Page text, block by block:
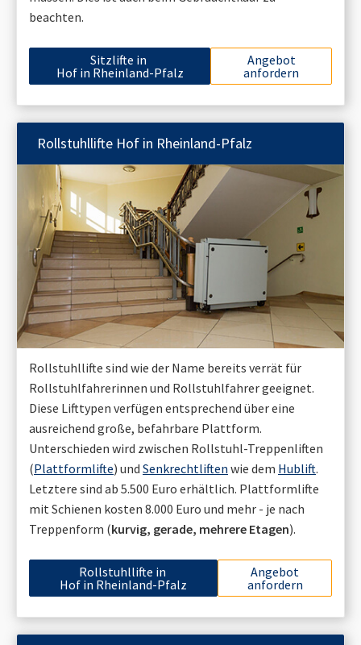
beachten.
Sitzlifte in
Hof in Rheinland-Pfalz
Angebot
anfordern
Rollstuhllifte Hof in Rheinland-Pfalz
Rollstuhllifte sind wie der Name bereits verrät für
Rollstuhlfahrerinnen und Rollstuhlfahrer geeignet.
Diese Lifttypen verfügen entsprechend über eine
ausreichend große, befahrbare Plattform.
Unterschieden wird zwischen Rollstuhl-Treppenliften
(Plattformlifte) und Senkrechtliften wie dem Hublift.
Letztere sind ab 5.500 Euro erhältlich. Plattformlifte
mit Schienen kosten 8.000 Euro und mehr - je nach
Treppenform (kurvig, gerade, mehrere Etagen).
Rollstuhllifte in
Hof in Rheinland-Pfalz
Angebot
anfordern